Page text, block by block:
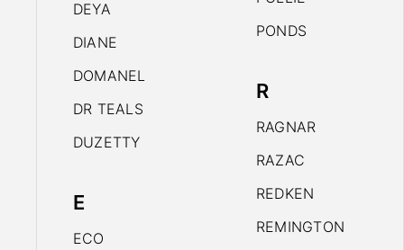
DEYA
DIANE
DOMANEL
DR TEALS
DUZETTY
E
ECO
PONDS
R
RAGNAR
RAZAC
REDKEN
REMINGTON